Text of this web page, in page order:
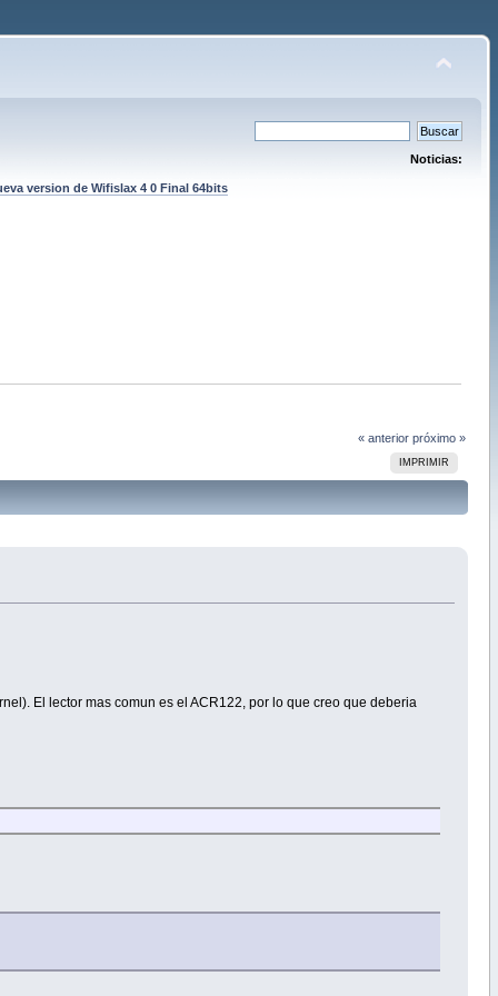
Noticias:
version de Wifislax 4 0 Final 64bits
« anterior próximo »
IMPRIMIR
El lector mas comun es el ACR122, por lo que creo que deberia